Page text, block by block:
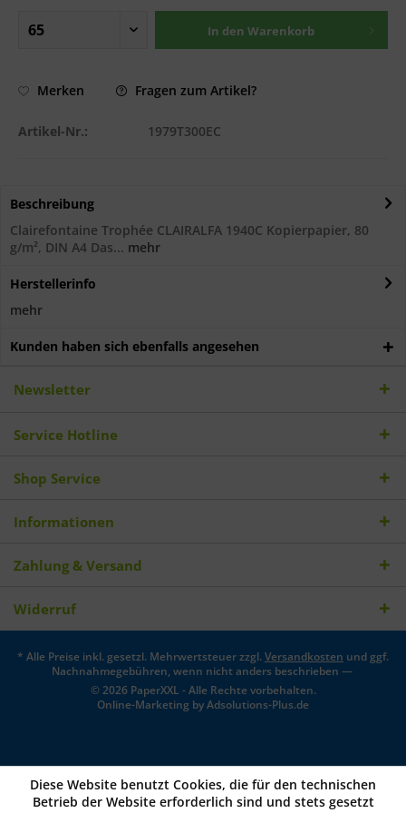
In den Warenkorb
Merken Fragen zum Artikel?
Artikel-Nr.: 1979T300EC
Beschreibung
Clairefontaine Trophée CLAIRALFA 1940C Kopierpapier, 80
g/m², DIN A4 Das... mehr
Herstellerinfo
mehr
Kunden haben sich ebenfalls angesehen
Newsletter
Service Hotline
Shop Service
Informationen
Zahlung & Versand
Widerruf
* Alle Preise inkl. gesetzl. Mehrwertsteuer zzgl.Versandkosten und ggf.
Nachnahmegebühren, wenn nicht anders beschrieben —
© 2026 PaperXXL - Alle Rechte vorbehalten.
Online-Marketing byAdsolutions-Plus.de
Diese Website benutzt Cookies, die für den technischen
Betrieb der Website erforderlich sind und stets gesetzt